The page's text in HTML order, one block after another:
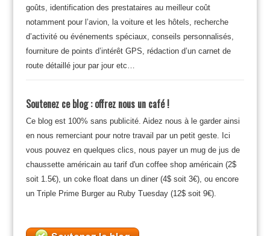
goûts, identification des prestataires au meilleur coût
notamment pour l’avion, la voiture et les hôtels, recherche
d’activité ou événements spéciaux, conseils personnalisés,
fourniture de points d’intérêt GPS, rédaction d’un carnet de
route détaillé jour par jour etc…
Soutenez ce blog : offrez nous un café !
Ce blog est 100% sans publicité. Aidez nous à le garder ainsi
en nous remerciant pour notre travail par un petit geste. Ici
vous pouvez en quelques clics, nous payer un mug de jus de
chaussette américain au tarif d'un coffee shop américain (2$
soit 1.5€), un coke float dans un diner (4$ soit 3€), ou encore
un Triple Prime Burger au Ruby Tuesday (12$ soit 9€).